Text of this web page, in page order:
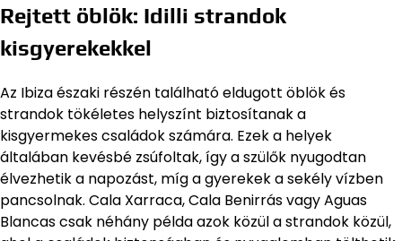
Rejtett öblök: Idilli strandok
kisgyerekekkel
Az Ibiza északi részén található eldugott öblök és
strandok tökéletes helyszínt biztosítanak a
kisgyermekes családok számára. Ezek a helyek
általában kevésbé zsúfoltak, így a szülők nyugodtan
élvezhetik a napozást, míg a gyerekek a sekély vízben
pancsolnak. Cala Xarraca, Cala Benirrás vagy Aguas
Blancas csak néhány példa azok közül a strandok közül,